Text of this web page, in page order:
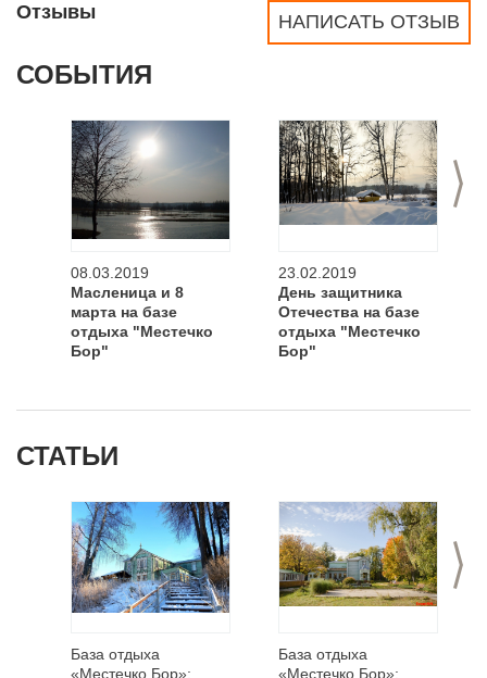
НАПИСАТЬ ОТЗЫВ
Отзывы
СОБЫТИЯ
>
08.03.2019
Масленица и 8
марта на базе
отдыха "Местечко
Бор"
23.02.2019
День защитника
Отечества на базе
отдыха "Местечко
Бор"
СТАТЬИ
>
База отдыха
«Местечко Бор»:
База отдыха
«Местечко Бор»: